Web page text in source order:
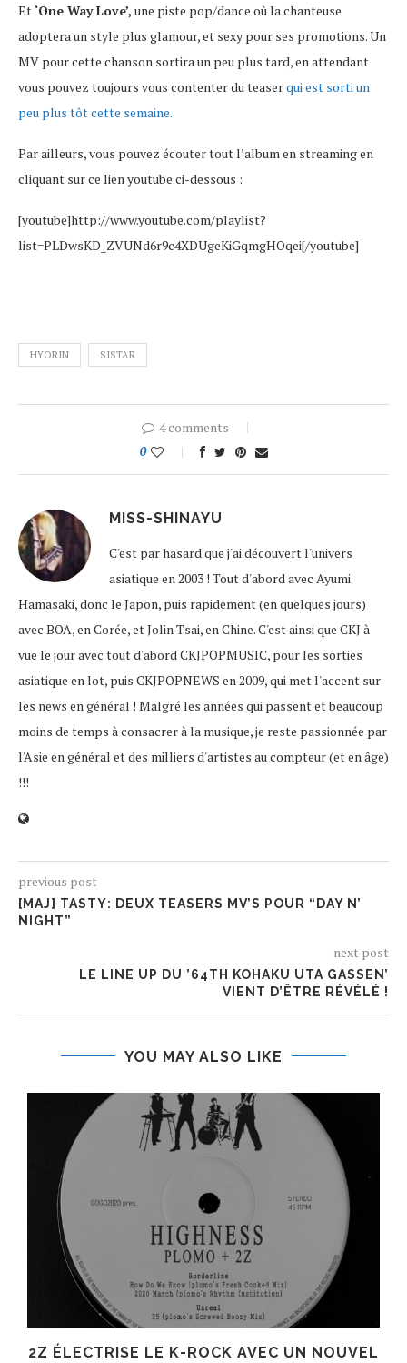
Et ‘One Way Love’, une piste pop/dance où la chanteuse
adoptera un style plus glamour, et sexy pour ses promotions. Un
MV pour cette chanson sortira un peu plus tard, en attendant
vous pouvez toujours vous contenter du teaserqui est sorti un
peu plus tôt cette semaine.
Par ailleurs, vous pouvez écouter tout l’album en streaming en
cliquant sur ce lien youtube ci-dessous :
[youtube]http://www.youtube.com/playlist?
list=PLDwsKD_ZVUNd6r9c4XDUgeKiGqmgHOqei[/youtube]
HYORIN SISTAR
4 comments
0
MISS-SHINAYU
C'est par hasard que j'ai découvert l'univers
asiatique en 2003 ! Tout d'abord avec Ayumi
Hamasaki, donc le Japon, puis rapidement (en quelques jours)
avec BOA, en Corée, et Jolin Tsai, en Chine. C'est ainsi que CKJ à
vue le jour avec tout d'abord CKJPOPMUSIC, pour les sorties
asiatique en lot, puis CKJPOPNEWS en 2009, qui met l'accent sur
les news en général ! Malgré les années qui passent et beaucoup
moins de temps à consacrer à la musique, je reste passionnée par
l'Asie en général et des milliers d'artistes au compteur (et en âge)
!!!
previous post
[MAJ] TASTY: DEUX TEASERS MV’S POUR “DAY N’
NIGHT”
next post
LE LINE UP DU ’64TH KOHAKU UTA GASSEN’
VIENT D’ÊTRE RÉVÉLÉ !
YOU MAY ALSO LIKE
2Z ÉLECTRISE LE K-ROCK AVEC UN NOUVEL